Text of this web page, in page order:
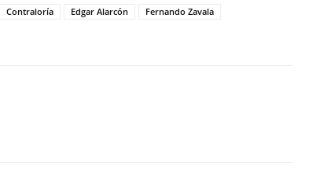
Contraloría Edgar Alarcón
Fernando Zavala